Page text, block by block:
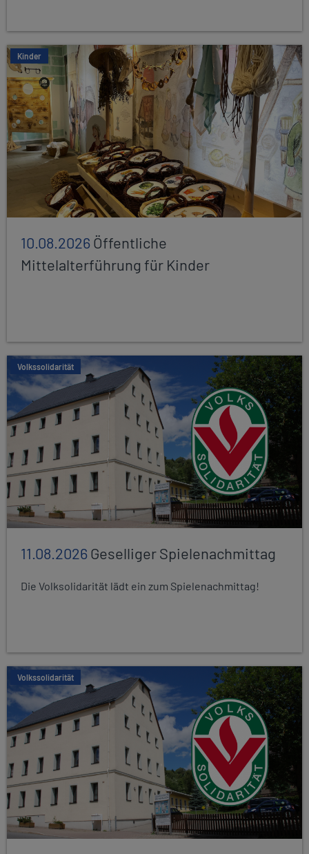
Kinder
10.08.2026Öffentliche
Mittelalterführung für Kinder
Volkssolidarität
11.08.2026Geselliger Spielenachmittag
Die Volksolidarität lädt ein zum Spielenachmittag!
Volkssolidarität